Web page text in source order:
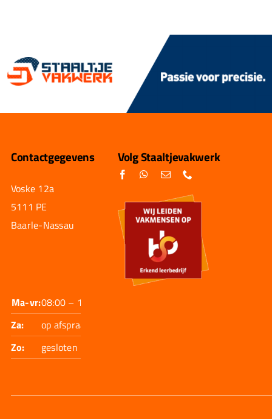
Contactgegevens
Voske 12a
5111 PE
Baarle-Nassau
Ma-vr:08:00 – 17:30
Za:
op afspraak
Zo:
gesloten
Volg Staaltjevakwerk